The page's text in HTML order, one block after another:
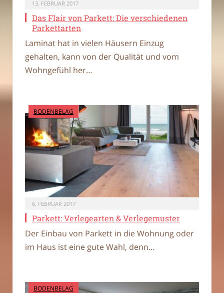
13. FEBRUAR 2017
Das Flair von Parkett: Die verschiedenen
Parkettarten
Laminat hat in vielen Häusern Einzug
gehalten, kann von der Qualität und vom
Wohngefühl her…
BODENBELAG
6. FEBRUAR 2017
Parkett: Verlegearten & Verlegemuster
Der Einbau von Parkett in die Wohnung oder
im Haus ist eine gute Wahl, denn…
BODENBELAG